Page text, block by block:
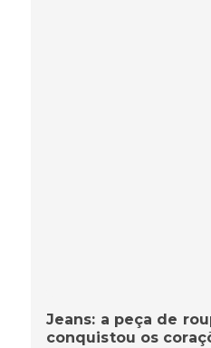
Jeans: a peça de
conquistou os